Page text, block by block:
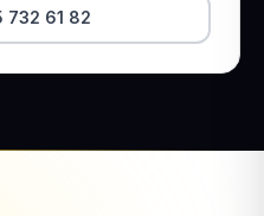
732 61 82